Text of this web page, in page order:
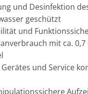
und Desinfektion
geschützt
und
mit ca. 0,7
und Service